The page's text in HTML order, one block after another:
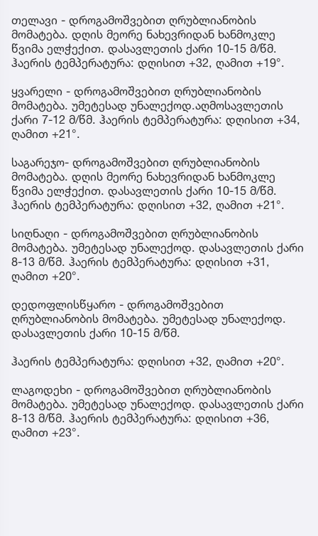
თელავი - დროგამოშვებით ღრუბლიანობის
მომატება. დღის მეორე ნახევრიდან ხანმოკლე
წვიმა ელჭექით. დასავლეთის ქარი 10-15 მ/წმ.
ჰაერის ტემპერატურა: დღისით +32, ღამით +19°.
ყვარელი - დროგამოშვებით ღრუბლიანობის
მომატება. უმეტესად უნალექოდ.აღმოსავლეთის
ქარი 7-12 მ/წმ. ჰაერის ტემპერატურა: დღისით +34,
ღამით +21°.
საგარეჯო- დროგამოშვებით ღრუბლიანობის
მომატება. დღის მეორე ნახევრიდან ხანმოკლე
წვიმა ელჭექით. დასავლეთის ქარი 10-15 მ/წმ.
ჰაერის ტემპერატურა: დღისით +32, ღამით +21°.
სიღნაღი - დროგამოშვებით ღრუბლიანობის
მომატება. უმეტესად უნალექოდ. დასავლეთის ქარი
8-13 მ/წმ. ჰაერის ტემპერატურა: დღისით +31,
ღამით +20°.
დედოფლისწყარო - დროგამოშვებით
ღრუბლიანობის მომატება. უმეტესად უნალექოდ.
დასავლეთის ქარი 10-15 მ/წმ.
ჰაერის ტემპერატურა: დღისით +32, ღამით +20°.
ლაგოდეხი - დროგამოშვებით ღრუბლიანობის
მომატება. უმეტესად უნალექოდ. დასავლეთის ქარი
8-13 მ/წმ. ჰაერის ტემპერატურა: დღისით +36,
ღამით +23°.